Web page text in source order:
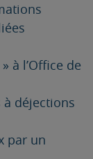
à l’Office de
déjections
par un